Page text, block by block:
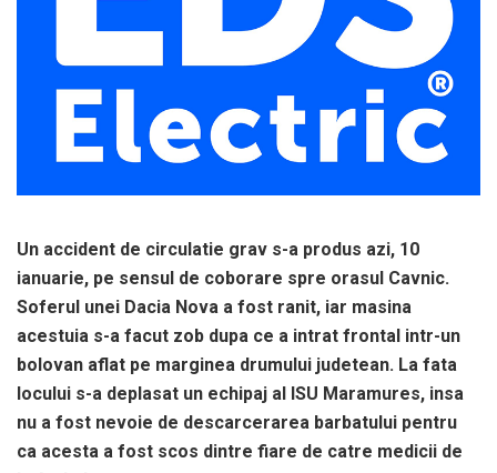
Un accident de circulatie grav s-a produs azi, 10
ianuarie, pe sensul de coborare spre orasul Cavnic.
Soferul unei Dacia Nova a fost ranit, iar masina
acestuia s-a facut zob dupa ce a intrat frontal intr-un
bolovan aflat pe marginea drumului judetean. La fata
locului s-a deplasat un echipaj al ISU Maramures, insa
nu a fost nevoie de descarcerarea barbatului pentru
ca acesta a fost scos dintre fiare de catre medicii de